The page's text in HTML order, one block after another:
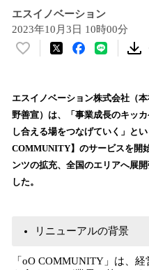
エスイノベーション
2023年10月3日 10時00分
い
！
数
を
読
込
み
す
エスイノベーション株式会社（
野善宣）は、「事業成長のキッ
し合える場をつなげていく」と
COMMUNITY】のサービスを開
ンツの拡充、全国のエリアへ展
した。
リニューアルの背景
「oO COMMUNITY」は、